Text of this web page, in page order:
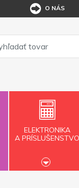
O NÁS
ELEKTRONIKA
A PRÍSLUŠENSTVO